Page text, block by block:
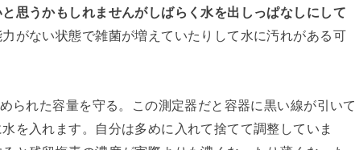
思うかもしれませんがしばらく水を出しっぱなしにして
がない状態で雑菌が増えていたりして水に汚れがある可
られた容量を守る。この測定器だと容器に黒い線が引いて
を入れます。自分は多めに入れて捨てて調整していま